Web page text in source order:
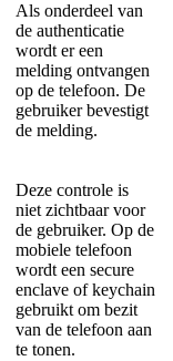
Als onderdeel van
de authenticatie
wordt er een
melding ontvangen
op de telefoon. De
gebruiker bevestigt
de melding.
Deze controle is
niet zichtbaar voor
de gebruiker. Op de
mobiele telefoon
wordt een secure
enclave of keychain
gebruikt om bezit
van de telefoon aan
te tonen.